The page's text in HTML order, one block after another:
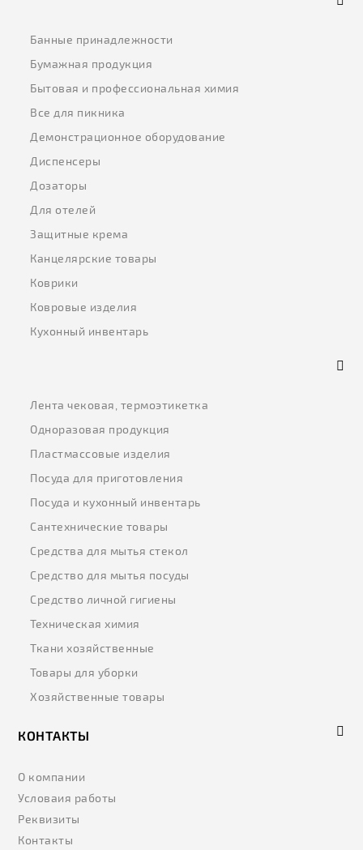
Банные принадлежности
Бумажная продукция
Бытовая и профессиональная химия
Все для пикника
Демонстрационное оборудование
Диспенсеры
Дозаторы
Для отелей
Защитные крема
Канцелярские товары
Коврики
Ковровые изделия
Кухонный инвентарь
Лента чековая, термоэтикетка
Одноразовая продукция
Пластмассовые изделия
Посуда для приготовления
Посуда и кухонный инвентарь
Сантехнические товары
Средства для мытья стекол
Средство для мытья посуды
Средство личной гигиены
Техническая химия
Ткани хозяйственные
Товары для уборки
Хозяйственные товары
КОНТАКТЫ
О компании
Условаия работы
Реквизиты
Контакты